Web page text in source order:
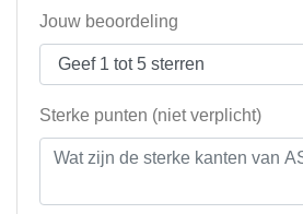
Jouw beoordeling
Sterke punten (niet verplicht)